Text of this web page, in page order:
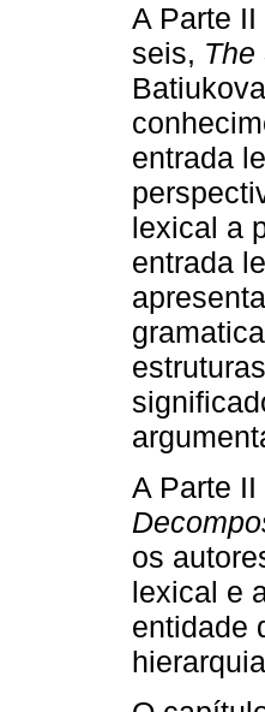
A Parte
seis, The
entrada
lexical a
entrada
A Parte
os
lexical e
entidade